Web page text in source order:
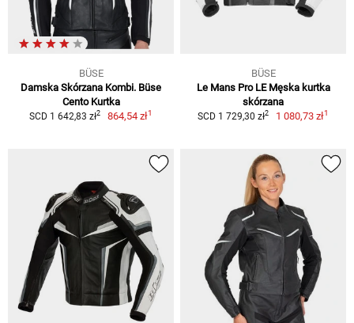
BÜSE
Damska Skórzana Kombi. Büse
Cento Kurtka
SCD 1 642,83 zł2 864,54 zł1
BÜSE
Le Mans Pro LE Męska kurtka
skórzana
SCD 1 729,30 zł2 1 080,73 zł1